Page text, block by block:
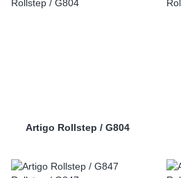
Artigo Rollstep / G804